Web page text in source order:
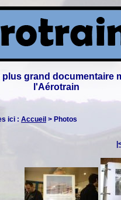
plus grand documentaire
l'Aérotrain
ici : Accueil > Photos